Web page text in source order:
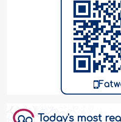
Today's most